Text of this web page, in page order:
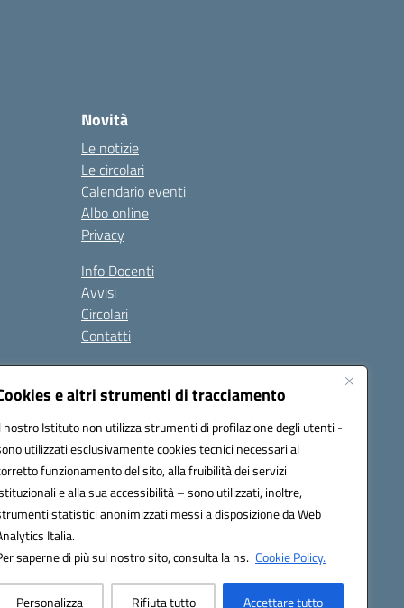
e altri strumenti di tracciamento
nostro Istituto non utilizza strumenti di profilazione degli utenti -
utilizzati esclusivamente cookies tecnici necessari al
funzionamento del sito, alla fruibilità dei servizi
e alla sua accessibilità – sono utilizzati, inoltre,
statistici anonimizzati messi a disposizione da Web
Italia.
saperne di più sul nostro sito, consulta la ns. Cookie Policy.
Personalizza Rifiuta tutto Accettare tutto
Novità
Le notizie
Le circolari
Calendario eventi
Albo online
Privacy
Info Docenti
Avvisi
Circolari
Contatti
Seguici su: